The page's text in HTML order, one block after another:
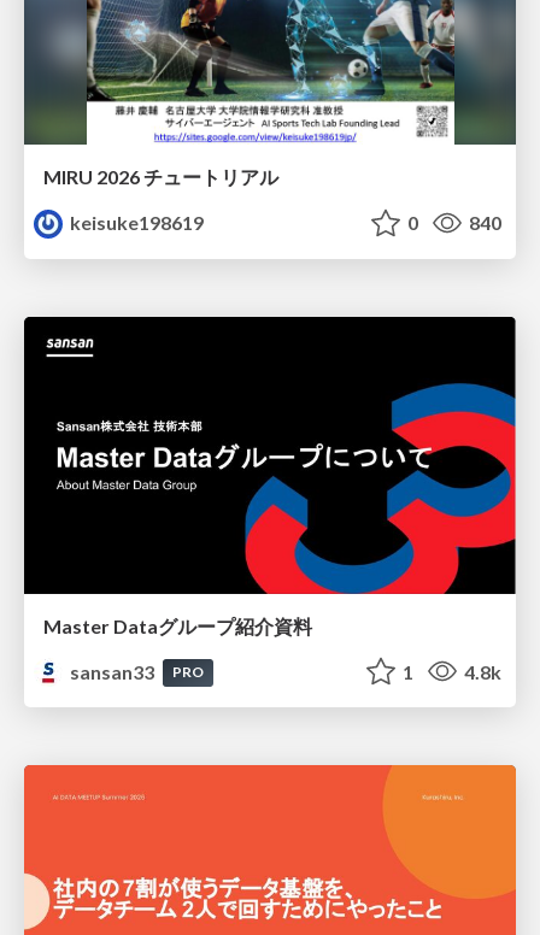
MIRU 2026 チュートリアル
keisuke198619
0 840
Master Dataグループ紹介資料
sansan33
PRO 1 4.8k